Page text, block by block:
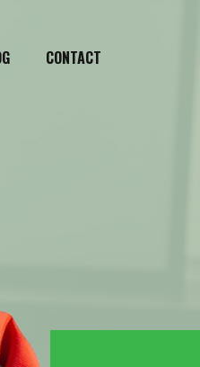
CONTACT